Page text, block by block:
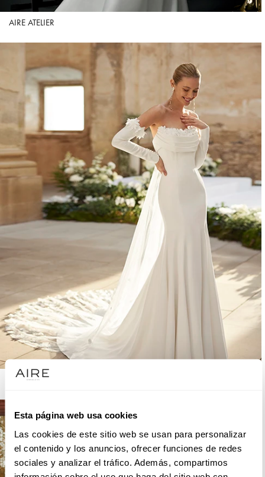
Esta página web usa cookies
Las cookies de este sitio web se usan para personalizar
el contenido y los anuncios, ofrecer funciones de redes
sociales y analizar el tráfico. Además, compartimos
AIRE ATELIER
AIRE BARCELONA